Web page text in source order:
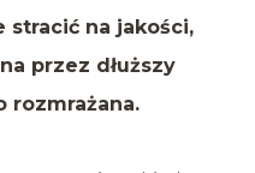
stracić na jakości,
przez dłuższy
rozmrażana.